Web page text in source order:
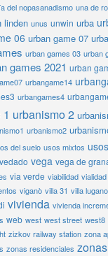
del nopasanadismo una de
linden unus unwin urba
06 urban game 07
urban games 03 urban
games 2021 urban
urbangame14
urbangames4
urbanismo 2
urbanismo2
del suelo usos mixtos
vedado vega vega de
via verde viabilidad vialidad
viganò villa 31 villa lugano
vivienda vivienda
web west west street west8
zizkov railway station zona
zonas residenciales